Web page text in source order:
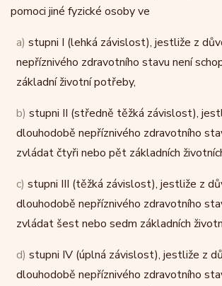
pomoci jiné fyzické osoby ve
a) stupni I (lehká závislost), jestliže z
nepříznivého zdravotního stavu není
základní životní potřeby,
b) stupni II (středně těžká závislost),
dlouhodobě nepříznivého zdravotního
zvládat čtyři nebo pět základních
c) stupni III (těžká závislost), jestliže z
dlouhodobě nepříznivého zdravotního
zvládat šest nebo sedm základních
d) stupni IV (úplná závislost), jestliže z
dlouhodobě nepříznivého zdravotního